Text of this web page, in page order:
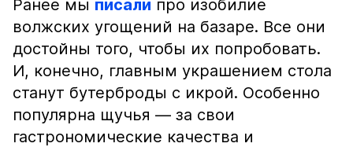
Ранее мы писали про изобилие
волжских угощений на базаре. Все они
достойны того, чтобы их попробовать.
И, конечно, главным украшением стола
станут бутерброды с икрой. Особенно
популярна щучья — за свои
гастрономические качества и